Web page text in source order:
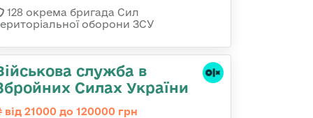
128 окрема бригада Сил
оборони ЗСУ
служба в
Силах України
від 21000 до 120000 грн